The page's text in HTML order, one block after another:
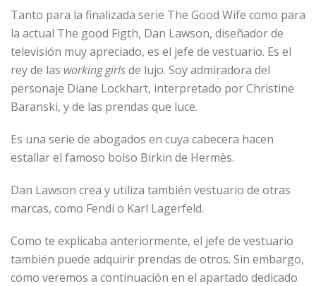
Tanto para la finalizada serie The Good Wife como para
la actual The good Figth, Dan Lawson, diseñador de
televisión muy apreciado, es el jefe de vestuario. Es el
rey de las working girlsde lujo. Soy admiradora del
personaje Diane Lockhart, interpretado por Christine
Baranski, y de las prendas que luce.
Es una serie de abogados en cuya cabecera hacen
estallar el famoso bolso Birkin de Hermès.
Dan Lawson crea y utiliza también vestuario de otras
marcas, como Fendi o Karl Lagerfeld.
Como te explicaba anteriormente, el jefe de vestuario
también puede adquirir prendas de otros. Sin embargo,
como veremos a continuación en el apartado dedicado